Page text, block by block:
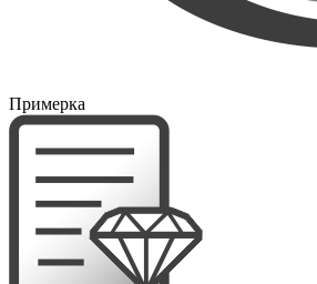
Примерка